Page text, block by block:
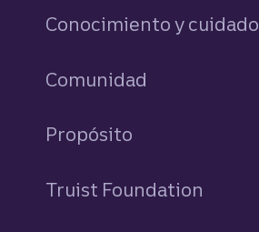
Conocimiento y cuidado
Comunidad
Propósito
Truist Foundation